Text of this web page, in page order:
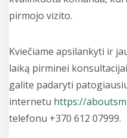
pirmojo vizito.
Kviečiame apsilankyti ir
laiką pirminei
galite padaryti
internetu https://
telefonu +370 612 07999.